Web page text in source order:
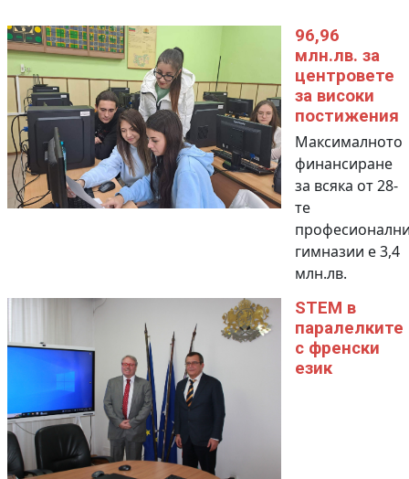
96,96
млн.лв. за
центровете
за високи
постижения
Максималното
финансиране
за всяка от 28-
те
гимназии е 3,4
млн.лв.
STEM в
паралелките
с френски
език